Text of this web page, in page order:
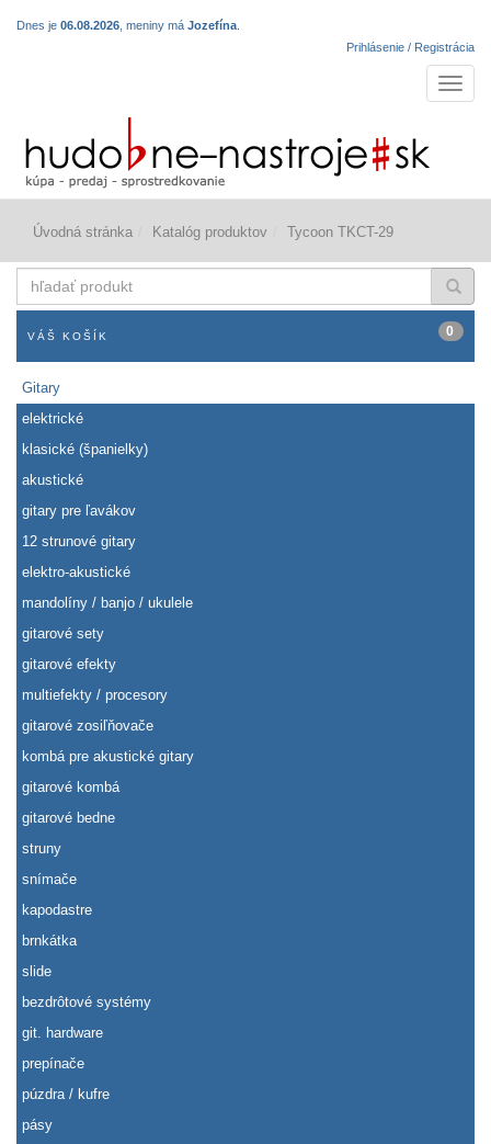
Dnes je 06.08.2026 , meniny má Jozefína
Prihlásenie / Registrácia
Úvodná stránka Katalóg produktov Tycoon TKCT-29
produkt
VÁŠ KOŠÍK 0
Gitary
elektrické
klasické (španielky)
akustické
gitary pre ľavákov
12 strunové gitary
elektro-akustické
mandolíny / banjo / ukulele
gitarové sety
gitarové efekty
multiefekty / procesory
gitarové zosiľňovače
kombá pre akustické gitary
gitarové kombá
gitarové bedne
struny
snímače
kapodastre
brnkátka
slide
bezdrôtové systémy
git. hardware
prepínače
púzdra / kufre
pásy